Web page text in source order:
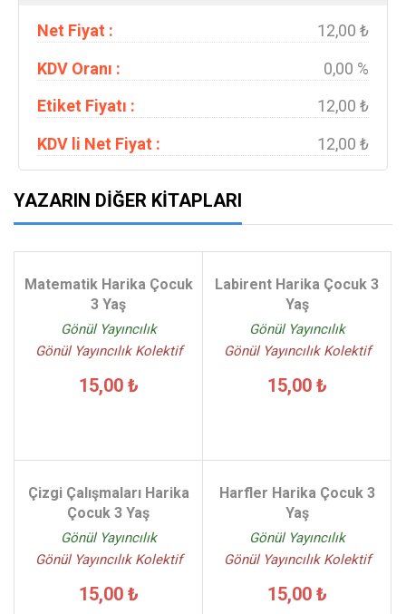
Net Fiyat :
12,00 ₺
KDV Oranı :
0,00 %
Etiket Fiyatı :
12,00 ₺
KDV li Net Fiyat :
12,00 ₺
YAZARIN DIĞER KITAPLARI
Matematik Harika Çocuk
3 Yaş
Gönül Yayıncılık
Gönül Yayıncılık Kolektif
15,00 ₺
Labirent Harika Çocuk 3
Yaş
Gönül Yayıncılık
Gönül Yayıncılık Kolektif
15,00 ₺
Çizgi Çalışmaları Harika
Çocuk 3 Yaş
Gönül Yayıncılık
Gönül Yayıncılık Kolektif
15,00 ₺
Harfler Harika Çocuk 3
Yaş
Gönül Yayıncılık
Gönül Yayıncılık Kolektif
15,00 ₺